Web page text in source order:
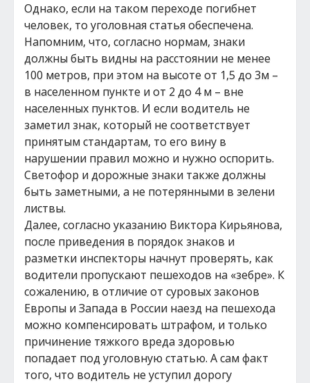
Однако, если на таком переходе погибнет
человек, то уголовная статья обеспечена.
Напомним, что, согласно нормам, знаки
должны быть видны на расстоянии не менее
100 метров, при этом на высоте от 1,5 до 3м –
в населенном пункте и от 2 до 4 м – вне
населенных пунктов. И если водитель не
заметил знак, который не соответствует
принятым стандартам, то его вину в
нарушении правил можно и нужно оспорить.
Светофор и дорожные знаки также должны
быть заметными, а не потерянными в зелени
листвы.
Далее, согласно указанию Виктора Кирьянова,
после приведения в порядок знаков и
разметки инспекторы начнут проверять, как
водители пропускают пешеходов на «зебре». К
сожалению, в отличие от суровых законов
Европы и Запада в России наезд на пешехода
можно компенсировать штрафом, и только
причинение тяжкого вреда здоровью
попадает под уголовную статью. А сам факт
того, что водитель не уступил дорогу